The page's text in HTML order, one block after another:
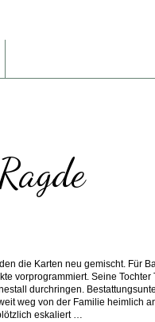
die Karten neu gemischt. Für
vorprogrammiert. Seine Tochter
durchringen.
weg von der Familie heimlich
eskaliert …